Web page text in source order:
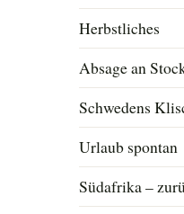
Herbstliches
Absage an
Schwedens
Urlaub spontan
Südafrika –